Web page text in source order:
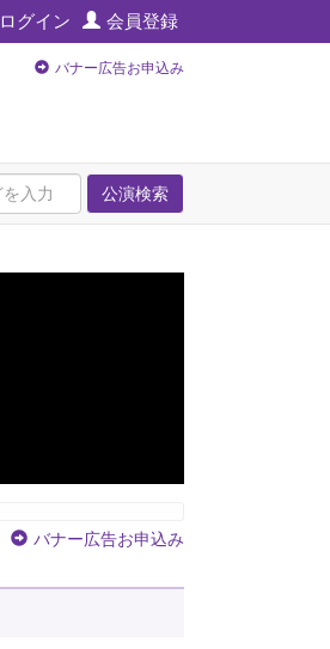
ログイン 会員登録
バナー広告お申込み
公演検索
バナー広告お申込み